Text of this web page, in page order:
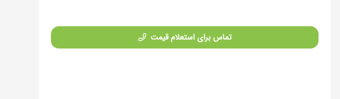
تماس برای استعلام قیمت